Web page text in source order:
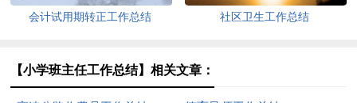
会计试用期转正工作总结 社区卫生工作总结
【小学班主任工作总结】相关文章：